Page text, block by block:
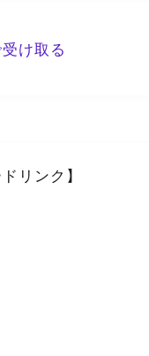
け取る
リンク】